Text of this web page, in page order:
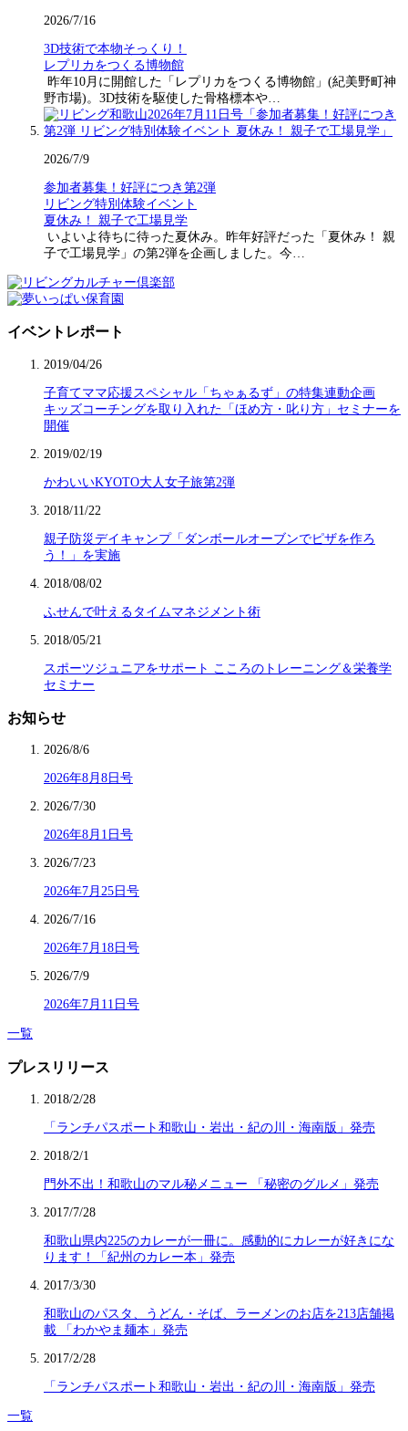
2026/7/16
3D技術で本物そっくり！
レプリカをつくる博物館
昨年10月に開館した「レプリカをつくる博物館」(紀美野町神
野市場)。3D技術を駆使した骨格標本や…
2026/7/9
参加者募集！好評につき第2弾
リビング特別体験イベント
夏休み！ 親子で工場見学
いよいよ待ちに待った夏休み。昨年好評だった「夏休み！ 親
子で工場見学」の第2弾を企画しました。今…
イベントレポート
2019/04/26
子育てママ応援スペシャル「ちゃぁるず」の特集連動企画
キッズコーチングを取り入れた「ほめ方・叱り方」セミナーを
開催
2019/02/19
かわいいKYOTO大人女子旅第2弾
2018/11/22
親子防災デイキャンプ「ダンボールオーブンでピザを作ろ
う！」を実施
2018/08/02
ふせんで叶えるタイムマネジメント術
2018/05/21
スポーツジュニアをサポート こころのトレーニング＆栄養学
セミナー
お知らせ
2026/8/6
2026年8月8日号
2026/7/30
2026年8月1日号
2026/7/23
2026年7月25日号
2026/7/16
2026年7月18日号
2026/7/9
2026年7月11日号
一覧
プレスリリース
2018/2/28
「ランチパスポート和歌山・岩出・紀の川・海南版」発売
2018/2/1
門外不出！和歌山のマル秘メニュー 「秘密のグルメ」発売
2017/7/28
和歌山県内225のカレーが一冊に。感動的にカレーが好きにな
ります！「紀州のカレー本」発売
2017/3/30
和歌山のパスタ、うどん・そば、ラーメンのお店を213店舗掲
載 「わかやま麺本」発売
2017/2/28
「ランチパスポート和歌山・岩出・紀の川・海南版」発売
一覧